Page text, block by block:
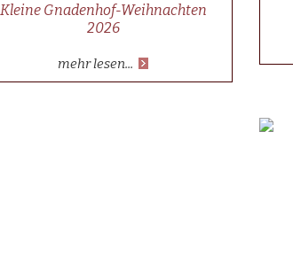
Kleine Gnadenhof-Weihnachten
2026
mehr lesen...